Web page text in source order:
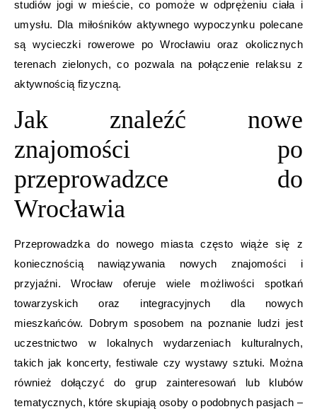
studiów jogi w mieście, co pomoże w odprężeniu ciała i
umysłu. Dla miłośników aktywnego wypoczynku polecane
są wycieczki rowerowe po Wrocławiu oraz okolicznych
terenach zielonych, co pozwala na połączenie relaksu z
aktywnością fizyczną.
Jak znaleźć nowe
znajomości po
przeprowadzce do
Wrocławia
Przeprowadzka do nowego miasta często wiąże się z
koniecznością nawiązywania nowych znajomości i
przyjaźni. Wrocław oferuje wiele możliwości spotkań
towarzyskich oraz integracyjnych dla nowych
mieszkańców. Dobrym sposobem na poznanie ludzi jest
uczestnictwo w lokalnych wydarzeniach kulturalnych,
takich jak koncerty, festiwale czy wystawy sztuki. Można
również dołączyć do grup zainteresowań lub klubów
tematycznych, które skupiają osoby o podobnych pasjach –